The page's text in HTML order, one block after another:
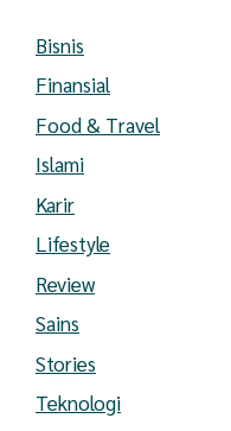
Bisnis
Finansial
Food & Travel
Islami
Karir
Lifestyle
Review
Sains
Stories
Teknologi